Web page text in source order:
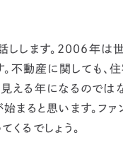
します。 2006年は世
不動産に関しても、 住
える年になるのでは
まると思います。 ファ
るでしょう。